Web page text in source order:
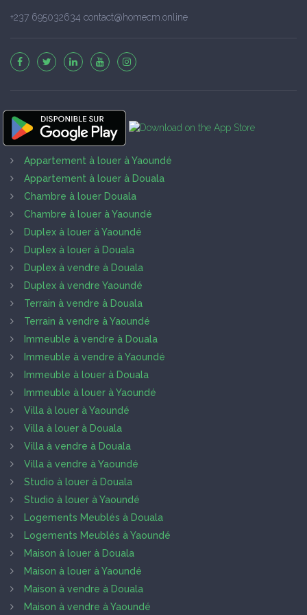
+237 695032634 contact@homecm.online
Appartement à louer à Yaoundé
Appartement à louer à Douala
Chambre à louer Douala
Chambre à louer à Yaoundé
Duplex à louer à Yaoundé
Duplex à louer à Douala
Duplex à vendre à Douala
Duplex à vendre Yaoundé
Terrain à vendre à Douala
Terrain à vendre à Yaoundé
Immeuble à vendre à Douala
Immeuble à vendre à Yaoundé
Immeuble à louer à Douala
Immeuble à louer à Yaoundé
Villa à louer à Yaoundé
Villa à louer à Douala
Villa à vendre à Douala
Villa à vendre à Yaoundé
Studio à louer à Douala
Studio à louer à Yaoundé
Logements Meublés à Douala
Logements Meublés à Yaoundé
Maison à louer à Douala
Maison à louer à Yaoundé
Maison à vendre à Douala
Maison à vendre à Yaoundé